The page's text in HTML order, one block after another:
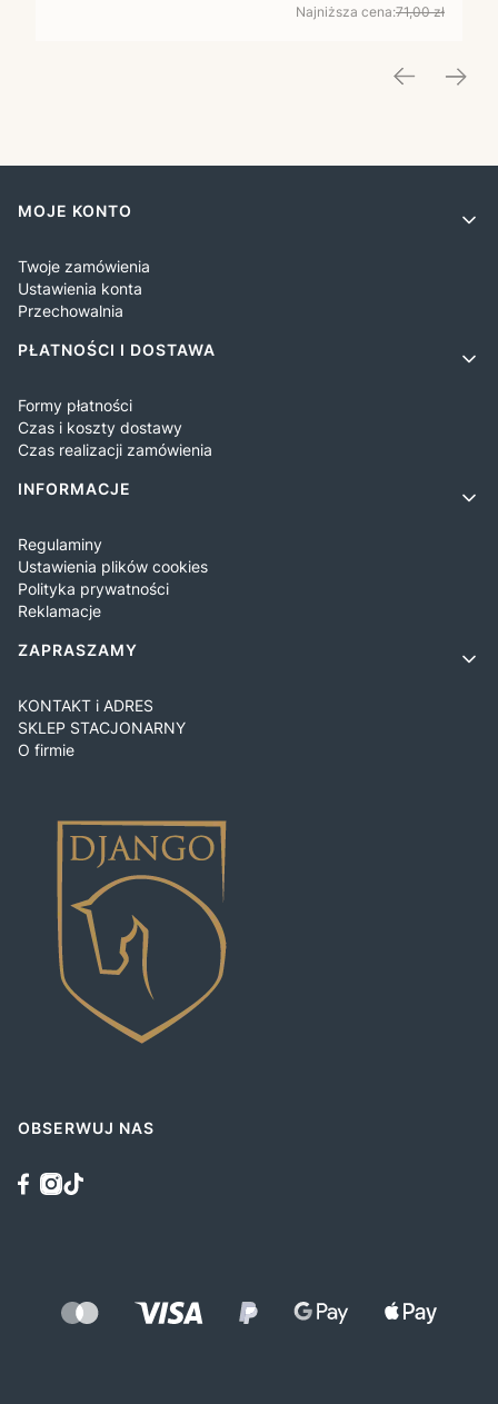
Najniższa cena:71,00 zł
Linki w stopce
MOJE KONTO
Twoje zamówienia
Ustawienia konta
Przechowalnia
PŁATNOŚCI I DOSTAWA
Formy płatności
Czas i koszty dostawy
Czas realizacji zamówienia
INFORMACJE
Regulaminy
Ustawienia plików cookies
Polityka prywatności
Reklamacje
ZAPRASZAMY
KONTAKT i ADRES
SKLEP STACJONARNY
O firmie
OBSERWUJ NAS